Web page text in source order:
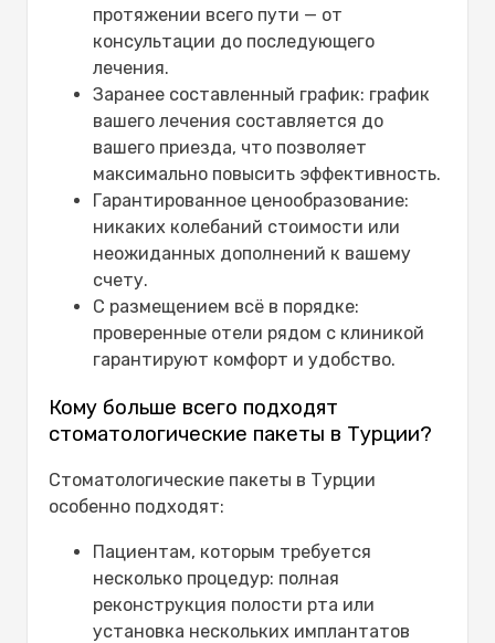
протяжении всего пути — от
консультации до последующего
лечения.
Заранее составленный график: график
вашего лечения составляется до
вашего приезда, что позволяет
максимально повысить эффективность.
Гарантированное ценообразование:
никаких колебаний стоимости или
неожиданных дополнений к вашему
счету.
С размещением всё в порядке:
проверенные отели рядом с клиникой
гарантируют комфорт и удобство.
Кому больше всего подходят
стоматологические пакеты в Турции?
Стоматологические пакеты в Турции
особенно подходят:
Пациентам, которым требуется
несколько процедур: полная
реконструкция полости рта или
установка нескольких имплантатов